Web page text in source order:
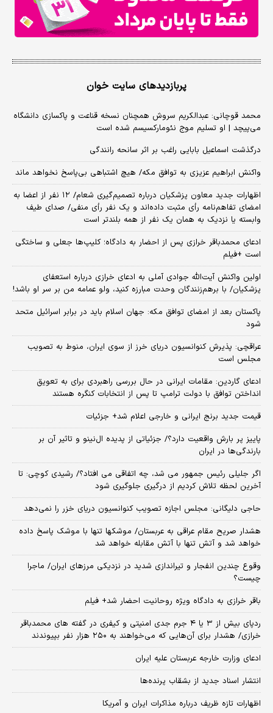
پربازدیدهای سایت خوان
محمد قوچانی: عبدالکریم سروش همچنان نسخه قناعت و پاکسازی دانشگاه
می‌پیچد | او تسلیم موج نئومارکسیسم شده است
درگذشت اسماعیل بابایی راغب بر اثر سانحه رانندگی
واکنش ابراهیم عزیزی به توافق مکه/ هیچ اشتباهی بی‌پاسخ نخواهد ماند
اظهارات جدید معاون پزشکیان درباره تصمیم‌گیری شعام/ ۱۲ نفر از اعضا به
امضای تفاهم‌نامه رأی مثبت داده‌اند و یک نفر رأی منفی/ صدای طیف
وابسته یا نزدیک به همان یک نفر از همه بلندتر است
ادعای محمدباقر خرازی پس از احضار به دادگاه؛ کلیپ‌ها جعلی و ساختگی
است +فیلم
اولین واکنش آیت‌الله جوادی آملی به ادعای خرازی درباره استعفای
پزشکیان/ با برهم‌زنندگان وحدت مبارزه کنید، ولو عمامه من بر سر او باشد!
پاکستان بعد از امضای توافق مکه: جهان اسلام باید در برابر اسرائیل متحد
شود
عراقچی: پذیرش کنوانسیون دریای خرز از سوی ایران، منوط به تصویب
مجلس است
ادعای گاردین: مقامات ایرانی در حال بررسی راهبردی برای به تعویق
انداختن توافق با دولت ترامپ تا پس از انتخابات کنگره هستند
قیمت جدید برنج ایرانی و خارجی اعلام شد+ جزئیات
پاییز پر بارش واقعیت دارد؟/ جزئیاتی از پدیده ال‌نینو و تاثیر آن بر
بارندگی‌ها در ایران
اگر جلیلی رئیس جمهور می شد، چه اتفاقی می افتاد؟/ رشیدی کوچی: تا
آخرین لحظه تلاش کردیم از درگیری جلوگیری شود
حاجی دلیگانی: مجلس اجازه تصویب کنوانسیون دریای خزر را نمی‌دهد
هشدار صریح مقام عراقی به عربستان/ موشکها تنها با موشک پاسخ داده
خواهد شد و آتش تنها با آتش مقابله خواهد شد
وقوع چندین انفجار و تیراندازی شدید در نزدیکی مرز‌های ایران/ ماجرا
چیست؟
باقر خرازی به دادگاه ویژه روحانیت احضار شد+ فیلم
ردپای بیش از ۳ یا ۴ جرم جدی امنیتی و کیفری در گفته های محمدباقر
خرازی/ هشدار برای آن‌هایی که می‌خواهند به ۲۵۰ هزار نفر بپیوندند
ادعای وزارت خارجه عربستان علیه ایران
انتشار اسناد جدید از بشقاب پرنده‌ها
اظهارات تازه ظریف درباره مذاکرات ایران و آمریکا